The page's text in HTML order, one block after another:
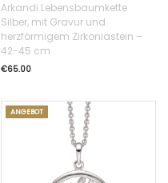
Arkandi Lebensbaumkette
Silber, mit Gravur und
herzförmigem Zirkoniastein –
42-45 cm
€65.00
ANGEBOT